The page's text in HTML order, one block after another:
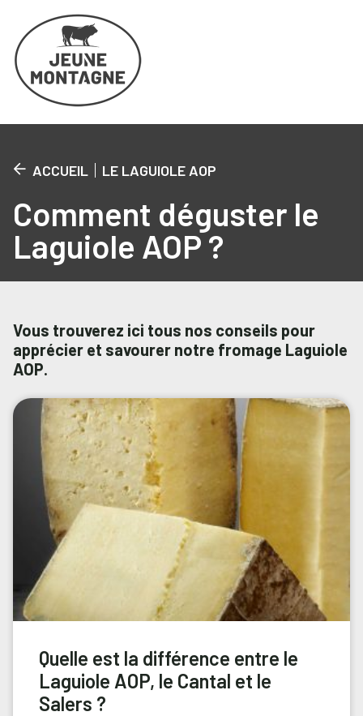
ACCUEIL LE LAGUIOLE AOP
Comment déguster le
Laguiole AOP ?
Vous trouverez ici tous nos conseils pour
apprécier et savourer notre fromage Laguiole
AOP.
Quelle est la différence entre le
Laguiole AOP, le Cantal et le
Salers ?
Cookies management panel